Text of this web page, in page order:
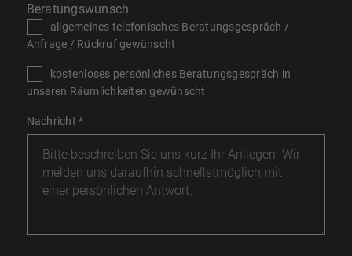
Beratungswunsch
allgemeines telefonisches Beratungsgespräch /
Anfrage / Rückruf gewünscht
kostenloses persönliches Beratungsgespräch in
unseren Räumlichkeiten gewünscht
Nachricht*